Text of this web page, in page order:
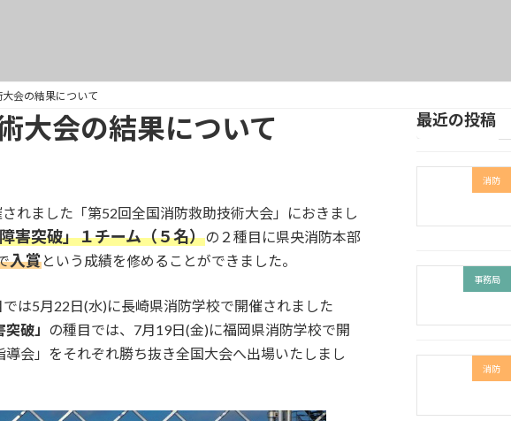
会の結果について
大会の結果について
ました「第52回全国消防救助技術大会」におきまし
害突破」１チーム（５名）の２種目に県央消防本部
入賞という成績を修めることができました。
は5月22日(水)に長崎県消防学校で開催されました
破」 の種目では、7月19日(金)に福岡県消防学校で開
会」をそれぞれ勝ち抜き全国大会へ出場いたしまし
最近の投稿
消防
事務局
消防